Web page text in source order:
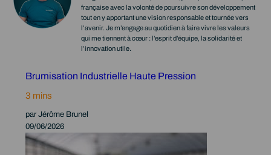
française avec la volonté de poursuivre son développement
tout en y apportant une vision responsable et tournée vers
l’avenir. Je m’engage au quotidien à faire vivre les valeurs
qui me tiennent à cœur : l’esprit d’équipe, la solidarité et
l’innovation utile.
Brumisation Industrielle Haute Pression
par Jérôme Brunel
09/06/2026